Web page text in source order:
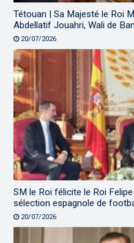
Tétouan | Sa Majesté le Roi
Abdellatif Jouahri, Wali de
20/07/2026
SM le Roi félicite le Roi
sélection espagnole de
20/07/2026